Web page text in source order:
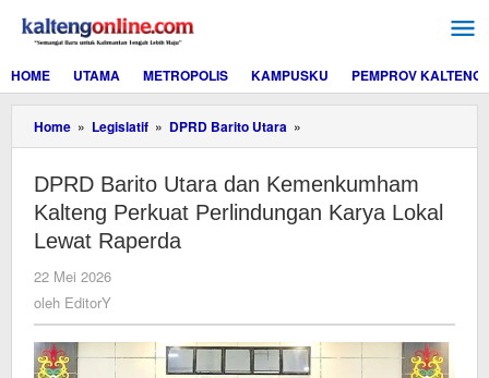
konten
HOME
UTAMA METROPOLIS KAMPUSKU PEMPROV KALTENG
Home » Legislatif » DPRD Barito Utara »
Barito
dan
Kemenkumham
Kalteng
Lewat
Raperda
DPRD Barito Utara dan Kemenkumham
Kalteng Perkuat Perlindungan Karya Lokal
Lewat Raperda
22 Mei 2026
oleh EditorY